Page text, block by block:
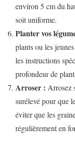
environ 5 cm du
soit uniforme.
Planter vos
plants ou les
les instructions
profondeur de
Arroser : Arrosez
surélevé pour que
éviter que les
régulièrement en